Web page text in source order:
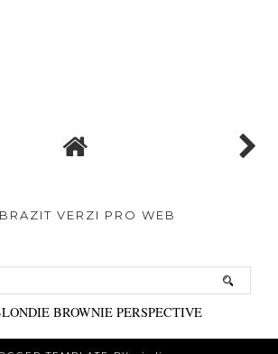
VERZI PRO WEB
BROWNIE PERSPECTIVE